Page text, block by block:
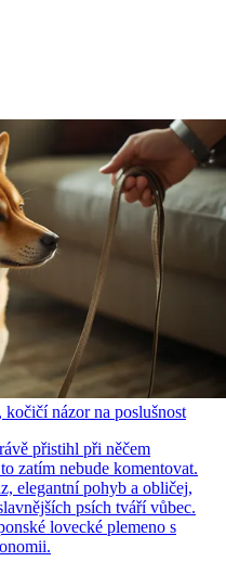
názor na poslušnost
přistihl při něčem
zatím nebude komentovat.
elegantní pohyb a obličej,
psích tváří vůbec.
lovecké plemeno s